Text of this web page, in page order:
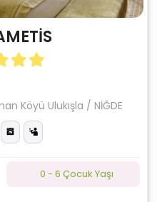
Köyü Ulukışla / NİĞDE
0 - 6 Çocuk Yaşı